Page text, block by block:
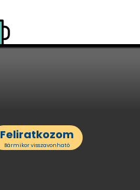
Feliratkozom
Bármikor visszavonható